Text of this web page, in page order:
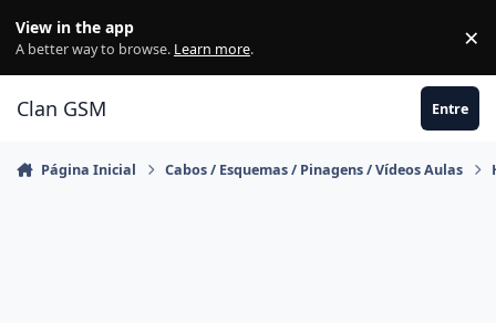
View in the app
A better way to browse. Learn more. ×
Clan GSM Entre
Página Inicial Cabos / Esquemas / Pinagens / Vídeos Aulas